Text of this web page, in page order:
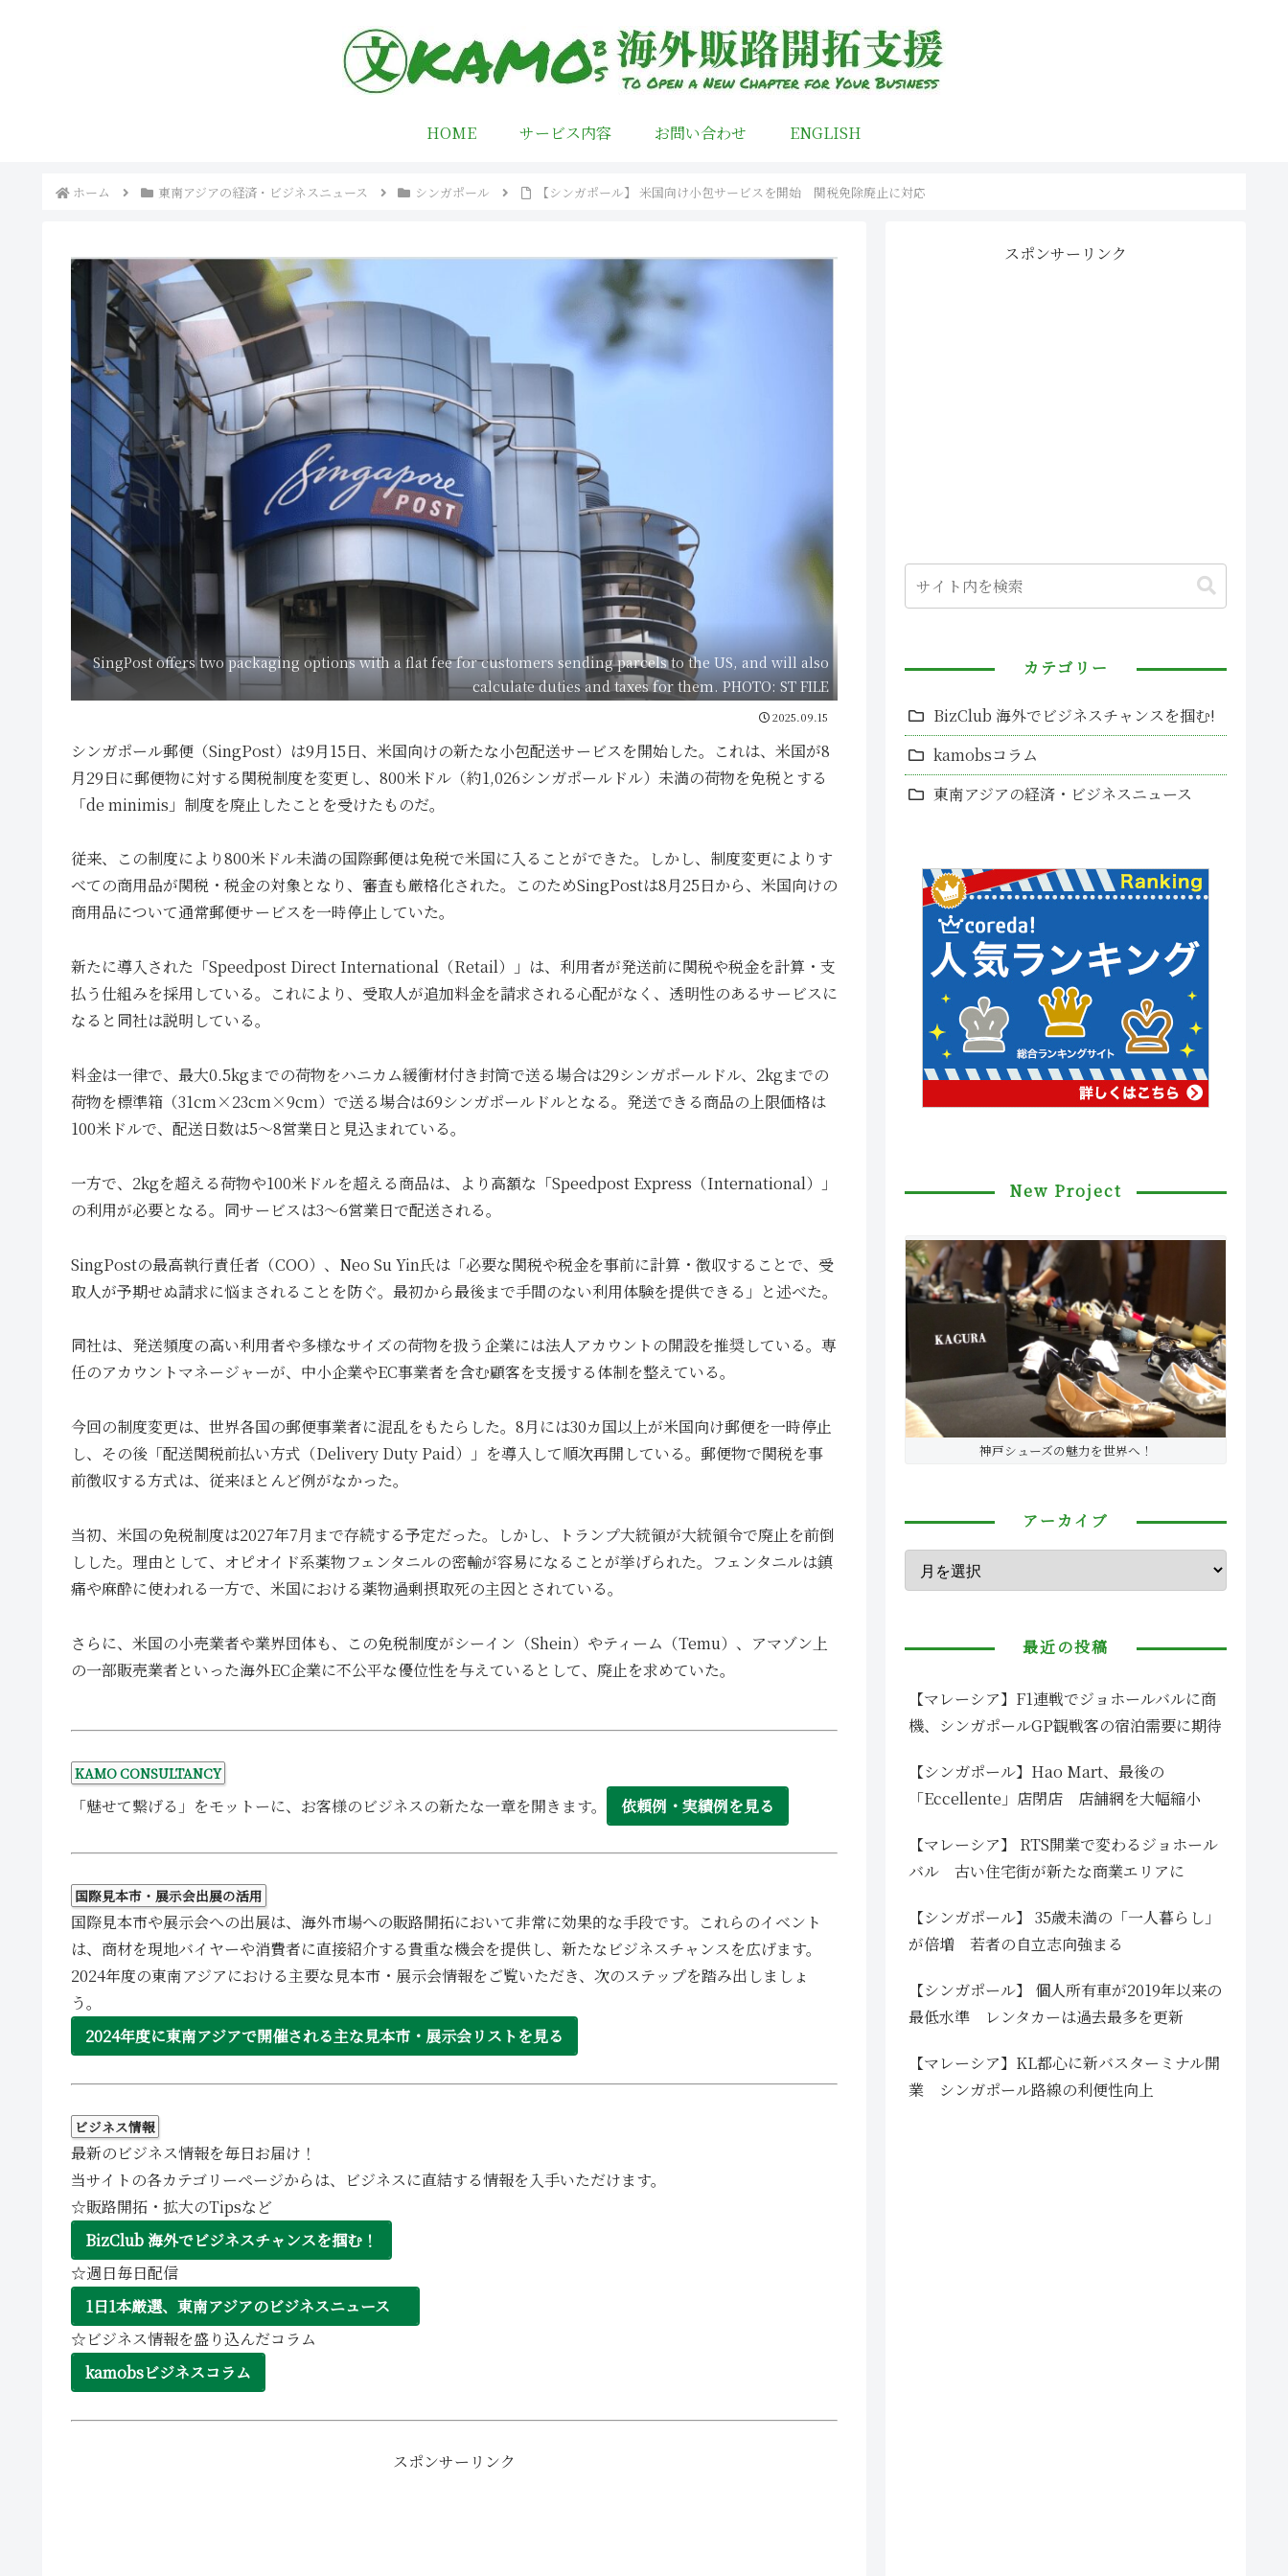
HOME サービス内容 お問い合わせ ENGLISH
ホーム 東南アジアの経済・ビジネスニュース シンガポール 【シンガポール】 米国向け小包サービスを開始 関税免除廃止に対応
SingPost offers two packaging options with a flat fee for customers sending parcels to the US, and will also
calculate duties and taxes for them. PHOTO: ST FILE
2025.09.15
シンガポール郵便（SingPost）は9月15日、米国向けの新たな小包配送サービスを開始した。これは、米国が8
月29日に郵便物に対する関税制度を変更し、800米ドル（約1,026シンガポールドル）未満の荷物を免税とする
「de minimis」制度を廃止したことを受けたものだ。
従来、この制度により800米ドル未満の国際郵便は免税で米国に入ることができた。しかし、制度変更によりす
べての商用品が関税・税金の対象となり、審査も厳格化された。このためSingPostは8月25日から、米国向けの
商用品について通常郵便サービスを一時停止していた。
新たに導入された「Speedpost Direct International（Retail）」は、利用者が発送前に関税や税金を計算・支
払う仕組みを採用している。これにより、受取人が追加料金を請求される心配がなく、透明性のあるサービスに
なると同社は説明している。
料金は一律で、最大0.5kgまでの荷物をハニカム緩衝材付き封筒で送る場合は29シンガポールドル、2kgまでの
荷物を標準箱（31cm×23cm×9cm）で送る場合は69シンガポールドルとなる。発送できる商品の上限価格は
100米ドルで、配送日数は5〜8営業日と見込まれている。
一方で、2kgを超える荷物や100米ドルを超える商品は、より高額な「Speedpost Express（International）」
の利用が必要となる。同サービスは3〜6営業日で配送される。
SingPostの最高執行責任者（COO）、Neo Su Yin氏は「必要な関税や税金を事前に計算・徴収することで、受
取人が予期せぬ請求に悩まされることを防ぐ。最初から最後まで手間のない利用体験を提供できる」と述べた。
同社は、発送頻度の高い利用者や多様なサイズの荷物を扱う企業には法人アカウントの開設を推奨している。専
任のアカウントマネージャーが、中小企業やEC事業者を含む顧客を支援する体制を整えている。
今回の制度変更は、世界各国の郵便事業者に混乱をもたらした。8月には30カ国以上が米国向け郵便を一時停止
し、その後「配送関税前払い方式（Delivery Duty Paid）」を導入して順次再開している。郵便物で関税を事
前徴収する方式は、従来ほとんど例がなかった。
当初、米国の免税制度は2027年7月まで存続する予定だった。しかし、トランプ大統領が大統領令で廃止を前倒
しした。理由として、オピオイド系薬物フェンタニルの密輸が容易になることが挙げられた。フェンタニルは鎮
痛や麻酔に使われる一方で、米国における薬物過剰摂取死の主因とされている。
さらに、米国の小売業者や業界団体も、この免税制度がシーイン（Shein）やティーム（Temu）、アマゾン上
の一部販売業者といった海外EC企業に不公平な優位性を与えているとして、廃止を求めていた。
KAMO CONSULTANCY
「魅せて繋げる」をモットーに、お客様のビジネスの新たな一章を開きます。 依頼例・実績例を見る
国際見本市・展示会出展の活用
国際見本市や展示会への出展は、海外市場への販路開拓において非常に効果的な手段です。これらのイベント
は、商材を現地バイヤーや消費者に直接紹介する貴重な機会を提供し、新たなビジネスチャンスを広げます。
2024年度の東南アジアにおける主要な見本市・展示会情報をご覧いただき、次のステップを踏み出しましょ
う。
2024年度に東南アジアで開催される主な見本市・展示会リストを見る
ビジネス情報
最新のビジネス情報を毎日お届け！
当サイトの各カテゴリーページからは、ビジネスに直結する情報を入手いただけます。
☆販路開拓・拡大のTipsなど
BizClub 海外でビジネスチャンスを掴む！
☆週日毎日配信
1日1本厳選、東南アジアのビジネスニュース
☆ビジネス情報を盛り込んだコラム
kamobsビジネスコラム
スポンサーリンク
スポンサーリンク
カテゴリー
BizClub 海外でビジネスチャンスを掴む!
kamobsコラム
東南アジアの経済・ビジネスニュース
New Project
神戸シューズの魅力を世界へ！
アーカイブ
最近の投稿
【マレーシア】F1連戦でジョホールバルに商
機、シンガポールGP観戦客の宿泊需要に期待
【シンガポール】Hao Mart、最後の
「Eccellente」店閉店 店舗網を大幅縮小
【マレーシア】 RTS開業で変わるジョホール
バル 古い住宅街が新たな商業エリアに
【シンガポール】 35歳未満の「一人暮らし」
が倍増 若者の自立志向強まる
【シンガポール】 個人所有車が2019年以来の
最低水準 レンタカーは過去最多を更新
【マレーシア】KL都心に新バスターミナル開
業 シンガポール路線の利便性向上